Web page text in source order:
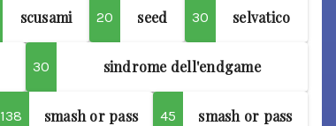
scusami 20 seed 30 selvatico
30 sindrome dell'endgame
138 smash or pass 45 smash or pass